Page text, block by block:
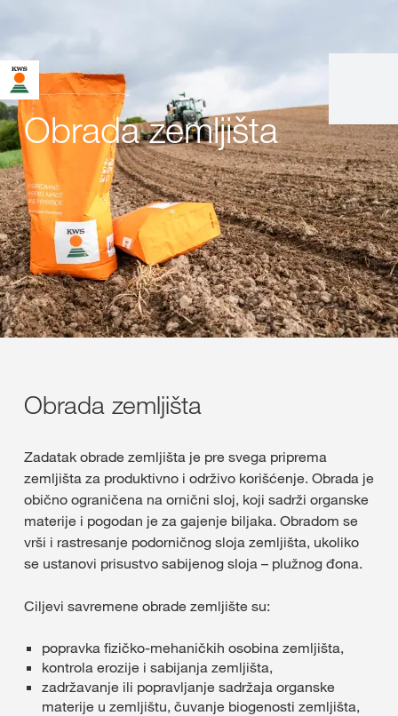
Obrada zemljišta
Obrada zemljišta
Zadatak obrade zemljišta je pre svega priprema
zemlјišta za produktivno i održivo korišćenje. Obrada je
obično ograničena na ornični sloj, koji sadrži organske
materije i pogodan je za gajenje bilјaka. Obradom se
vrši i rastresanje podorničnog sloja zemljišta, ukoliko
se ustanovi prisustvo sabijenog sloja – plužnog đona.
Ciljevi savremene obrade zemljište su:
popravka fizičko-mehaničkih osobina zemljišta,
kontrola erozije i sabijanja zemljišta,
zadržavanje ili popravlјanje sadržaja organske
materije u zemlјištu, čuvanje biogenosti zemlјišta,